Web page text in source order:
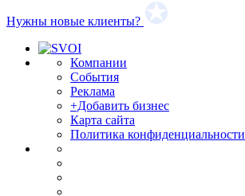
Нужны новые клиенты?
Компании
События
Реклама
+Добавить бизнес
Карта сайта
Политика конфиденциальности